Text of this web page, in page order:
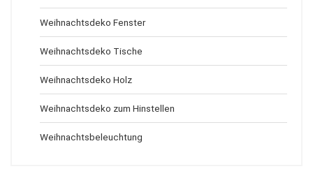
Weihnachtsdeko Fenster
Weihnachtsdeko Tische
Weihnachtsdeko Holz
Weihnachtsdeko zum Hinstellen
Weihnachtsbeleuchtung